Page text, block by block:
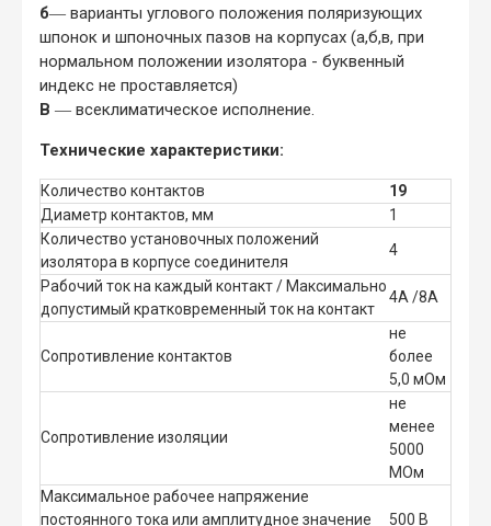
б― варианты углового положения поляризующих
шпонок и шпоночных пазов на корпусах (а,б,в, при
нормальном положении изолятора - буквенный
индекс не проставляется)
В ― всеклиматическое исполнение.
Технические характеристики:
Количество контактов
19
Диаметр контактов, мм
1
Количество установочных положений
изолятора в корпусе соединителя
4
Рабочий ток на каждый контакт / Максимально
допустимый кратковременный ток на контакт
4А /8А
Сопротивление контактов
не
более
5,0 мОм
Сопротивление изоляции
не
менее
5000
МОм
Максимальное рабочее напряжение
постоянного тока или амплитудное значение
500 В